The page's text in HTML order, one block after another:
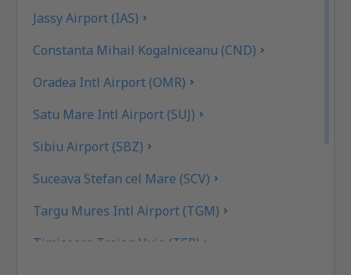
Jassy Airport (IAS)
Constanta Mihail Kogalniceanu (CND)
Oradea Intl Airport (OMR)
Satu Mare Intl Airport (SUJ)
Sibiu Airport (SBZ)
Suceava Stefan cel Mare (SCV)
Targu Mures Intl Airport (TGM)
Timisoara Traian Vuia (TSR)